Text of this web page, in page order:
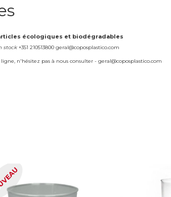
écologiques et biodégradables
stock +351 210513800 geral@coposplastico.com
n'hésitez pas à nous consulter - geral@coposplastico.com